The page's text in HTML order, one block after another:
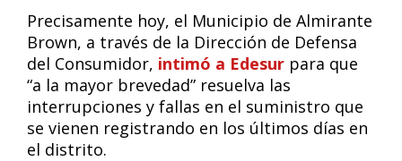
Precisamente hoy, el Municipio de Almirante
Brown, a través de la Dirección de Defensa
del Consumidor, intimó a Edesur para que
“a la mayor brevedad” resuelva las
interrupciones y fallas en el suministro que
se vienen registrando en los últimos días en
el distrito.